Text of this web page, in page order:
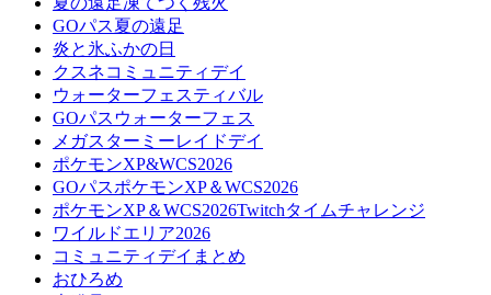
GOパス夏の遠足
炎と氷ふかの日
クスネコミュニティデイ
ウォーターフェスティバル
GOパスウォーターフェス
メガスターミーレイドデイ
ポケモンXP&WCS2026
GOパスポケモンXP＆WCS2026
ポケモンXP＆WCS2026Twitchタイムチャレンジ
ワイルドエリア2026
コミュニティデイまとめ
おひろめ